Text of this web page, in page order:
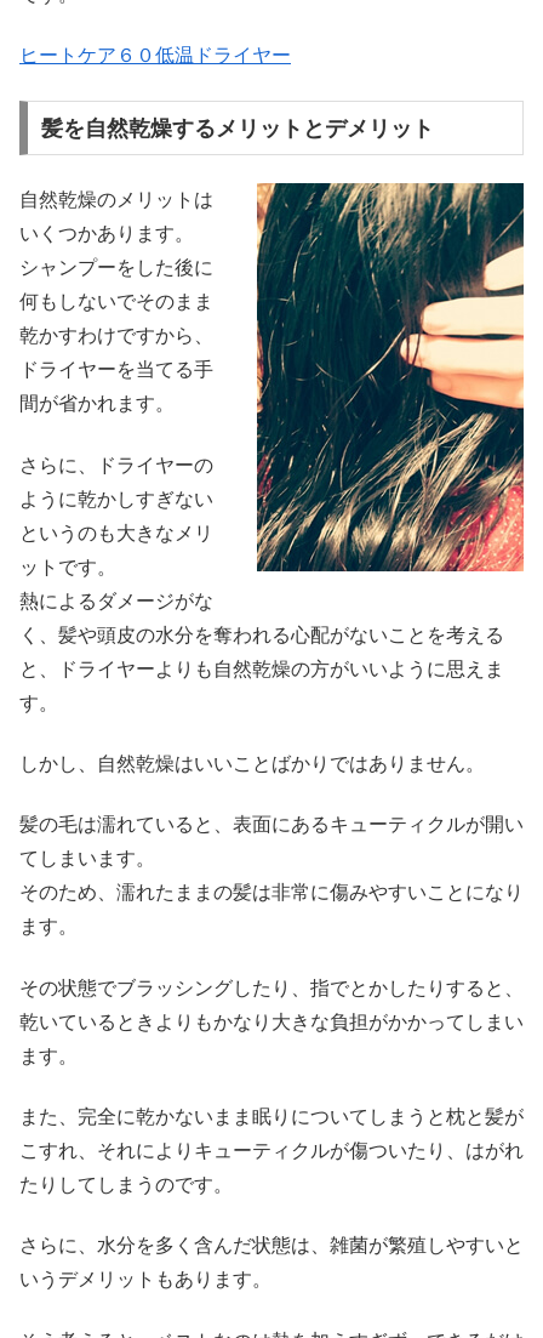
ヒートケア６０低温ドライヤー
髪を自然乾燥するメリットとデメリット
自然乾燥のメリットは
いくつかあります。
シャンプーをした後に
何もしないでそのまま
乾かすわけですから、
ドライヤーを当てる手
間が省かれます。
さらに、ドライヤーの
ように乾かしすぎない
というのも大きなメリ
ットです。
熱によるダメージがな
く、髪や頭皮の水分を奪われる心配がないことを考える
と、ドライヤーよりも自然乾燥の方がいいように思えま
す。
しかし、自然乾燥はいいことばかりではありません。
髪の毛は濡れていると、表面にあるキューティクルが開い
てしまいます。
そのため、濡れたままの髪は非常に傷みやすいことになり
ます。
その状態でブラッシングしたり、指でとかしたりすると、
乾いているときよりもかなり大きな負担がかかってしまい
ます。
また、完全に乾かないまま眠りについてしまうと枕と髪が
こすれ、それによりキューティクルが傷ついたり、はがれ
たりしてしまうのです。
さらに、水分を多く含んだ状態は、雑菌が繁殖しやすいと
いうデメリットもあります。